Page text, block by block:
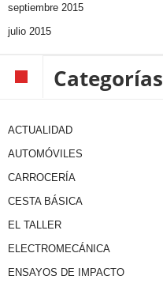
septiembre 2015
julio 2015
Categorías
ACTUALIDAD
AUTOMÓVILES
CARROCERÍA
CESTA BÁSICA
EL TALLER
ELECTROMECÁNICA
ENSAYOS DE IMPACTO